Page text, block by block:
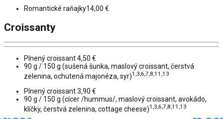
Romantické raňajky14,00 €
Croissanty
Plnený croissant4,50 €
90 g / 150 g (sušená šunka, maslový croissant, čerstvá
zelenina, ochutená majonéza, syr)1,3,6,7,8,11,13
Plnený croissant3,90 €
90 g / 150 g (cícer /hummus/, maslový croissant, avokádo,
klíčky, čerstvá zelenina, cottage cheese)1,3,6,7,8,11,13